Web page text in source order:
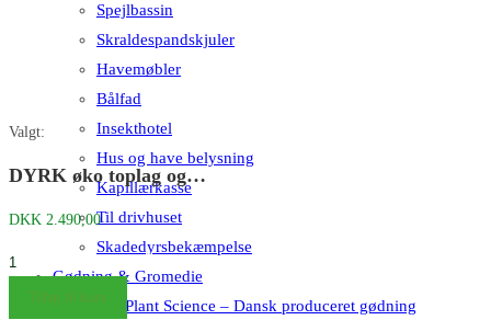
Spejlbassin
Skraldespandskjuler
Havemøbler
Bålfad
Insekthotel
Hus og have belysning
Kapillærkasse
Til drivhuset
Skadedyrsbekæmpelse
Gødning & Gromedie
Big Plant Science – Dansk produceret gødning
Valgt:
DYRK øko toplag og…
DKK 2.490,00
DYRK
øko
toplag
Tilføj til kurv